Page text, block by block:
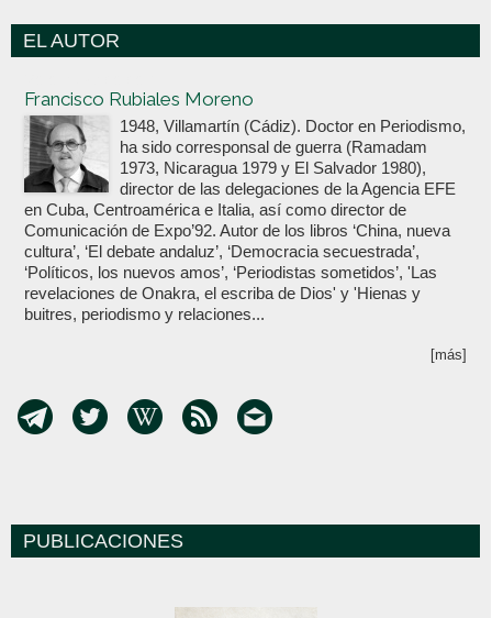
EL AUTOR
Francisco Rubiales Moreno
1948, Villamartín (Cádiz). Doctor en Periodismo,
ha sido corresponsal de guerra (Ramadam
1973, Nicaragua 1979 y El Salvador 1980),
director de las delegaciones de la Agencia EFE
en Cuba, Centroamérica e Italia, así como director de
Comunicación de Expo’92. Autor de los libros ‘China, nueva
cultura’, ‘El debate andaluz’, ‘Democracia secuestrada’,
‘Políticos, los nuevos amos’, ‘Periodistas sometidos’, 'Las
revelaciones de Onakra, el escriba de Dios' y 'Hienas y
buitres, periodismo y relaciones...
[más]
PUBLICACIONES